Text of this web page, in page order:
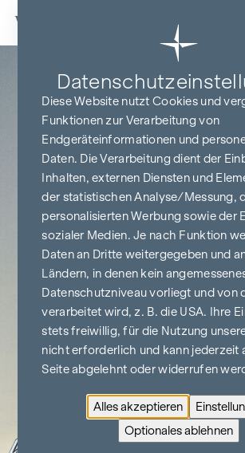
Zum Inhalt springen
Diese Website nutzt Cookies und
Funktionen zur Verarbeitung von
Endgeräteinformationen und
Daten. Die Verarbeitung dient der
Inhalten, externen Diensten und
der statistischen Analyse/Messung,
personalisierten Werbung sowie der
sozialer Medien. Je nach Funktion
Daten an Dritte weitergegeben und
Ländern, in denen kein
Datenschutzniveau vorliegt und von
verarbeitet wird, z. B. die USA. Ihre
stets freiwillig, für die Nutzung
nicht erforderlich und kann jederzeit
Seite abgelehnt oder widerrufen
Alles akzeptieren
Optionales ablehnen